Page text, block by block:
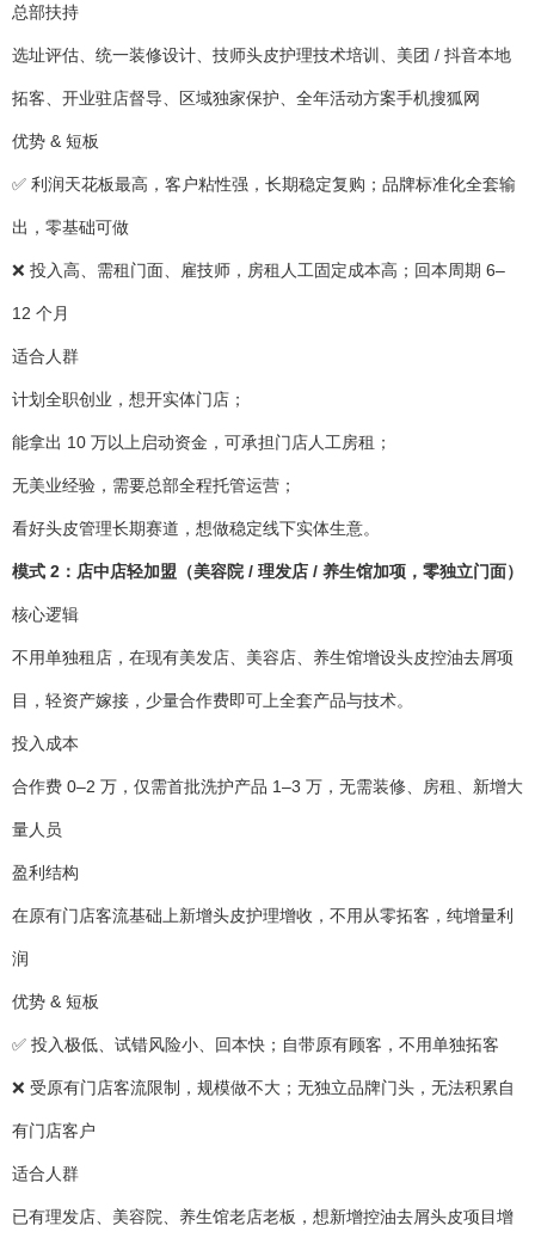
总部扶持
选址评估、统一装修设计、技师头皮护理技术培训、美团 / 抖音本地
拓客、开业驻店督导、区域独家保护、全年活动方案手机搜狐网
优势 & 短板
✅ 利润天花板最高，客户粘性强，长期稳定复购；品牌标准化全套输
出，零基础可做
❌ 投入高、需租门面、雇技师，房租人工固定成本高；回本周期 6–
12 个月
适合人群
计划全职创业，想开实体门店；
能拿出 10 万以上启动资金，可承担门店人工房租；
无美业经验，需要总部全程托管运营；
看好头皮管理长期赛道，想做稳定线下实体生意。
模式 2：店中店轻加盟（美容院 / 理发店 / 养生馆加项，零独立门面）
核心逻辑
不用单独租店，在现有美发店、美容店、养生馆增设头皮控油去屑项
目，轻资产嫁接，少量合作费即可上全套产品与技术。
投入成本
合作费 0–2 万，仅需首批洗护产品 1–3 万，无需装修、房租、新增大
量人员
盈利结构
在原有门店客流基础上新增头皮护理增收，不用从零拓客，纯增量利
润
优势 & 短板
✅ 投入极低、试错风险小、回本快；自带原有顾客，不用单独拓客
❌ 受原有门店客流限制，规模做不大；无独立品牌门头，无法积累自
有门店客户
适合人群
已有理发店、美容院、养生馆老店老板，想新增控油去屑头皮项目增